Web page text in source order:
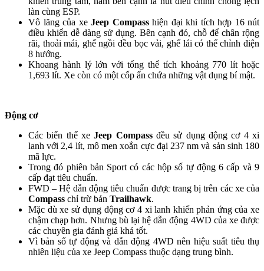
làn cùng ESP.
Vô lăng của xe Jeep Compasshiện đại khi tích hợp 16 nút
điều khiển dễ dàng sử dụng. Bên cạnh đó, chỗ để chân rộng
rãi, thoải mái, ghế ngồi đều bọc vải, ghế lái có thể chỉnh điện
8 hướng.
Khoang hành lý lớn với tổng thể tích khoảng 770 lít hoặc
1,693 lít. Xe còn có một cốp ẩn chứa những vật dụng bí mật.
Động cơ
Các biến thể xeJeep Compassđều sử dụng động cơ 4 xi
lanh với 2,4 lít, mô men xoắn cực đại 237 nm và sản sinh 180
mã lực.
Trong đó phiên bản Sport có các hộp số tự động 6 cấp và 9
cấp đạt tiêu chuẩn.
FWD – Hệ dẫn động tiêu chuẩn được trang bị trên các xe của
Compass chỉ trừ bản Trailhawk.
Mặc dù xe sử dụng động cơ 4 xi lanh khiến phản ứng của xe
chậm chạp hơn. Nhưng bù lại hệ dẫn động 4WD của xe được
các chuyên gia đánh giá khá tốt.
Vì bản số tự động và dẫn động 4WD nên hiệu suất tiêu thụ
nhiên liệu của xe Jeep Compass thuộc dạng trung bình.